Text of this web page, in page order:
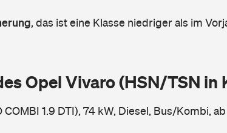
, das ist eine Klasse niedriger als im
Opel Vivaro (HSN/TSN in
COMBI 1.9 DTI), 74 kW, Diesel, Bus/Kombi,